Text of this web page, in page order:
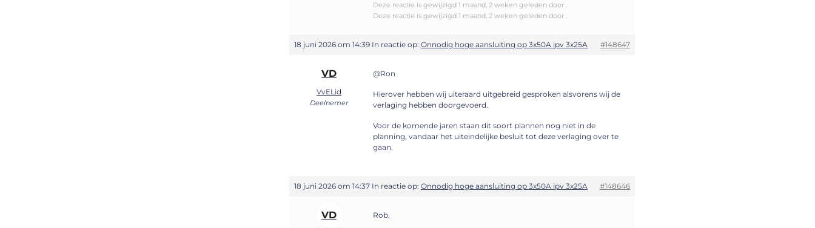
Deze reactie is gewijzigd 1 maand, 2 weken geleden door .
Deze reactie is gewijzigd 1 maand, 2 weken geleden door .
18 juni 2026 om 14:39 In reactie op: Onnodig hoge aansluiting op 3x50A ipv 3x25A #148647
VD
VvELid
Deelnemer
@Ron
Hierover hebben wij uiteraard uitgebreid gesproken alsvorens wij de
verlaging hebben doorgevoerd.
Voor de komende jaren staan dit soort plannen nog niet in de
planning, vandaar het uiteindelijke besluit tot deze verlaging over te
gaan.
18 juni 2026 om 14:37 In reactie op: Onnodig hoge aansluiting op 3x50A ipv 3x25A #148646
VD Rob,